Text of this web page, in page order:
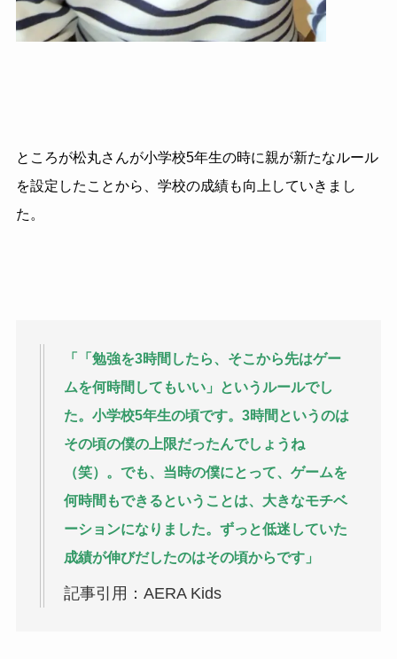
ところが松丸さんが小学校5年生の時に親が新たなルール
を設定したことから、学校の成績も向上していきまし
た。
「「勉強を3時間したら、そこから先はゲー
ムを何時間してもいい」というルールでし
た。小学校5年生の頃です。 3時間というのは
その頃の僕の上限だったんでしょうね
（笑）。でも、当時の僕にとって、ゲームを
何時間もできるということは、大きなモチベ
ーションになりました。ずっと低迷していた
成績が伸びだしたのはその頃からです」
記事引用：AERA Kids